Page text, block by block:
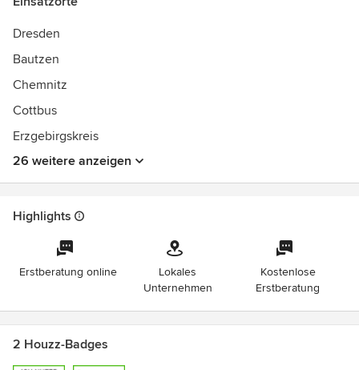
Dresden
Bautzen
Chemnitz
Cottbus
Erzgebirgskreis
26 weitere anzeigen
Highlights
Erstberatung online
Lokales
Unternehmen
Kostenlose
Erstberatung
2 Houzz-Badges